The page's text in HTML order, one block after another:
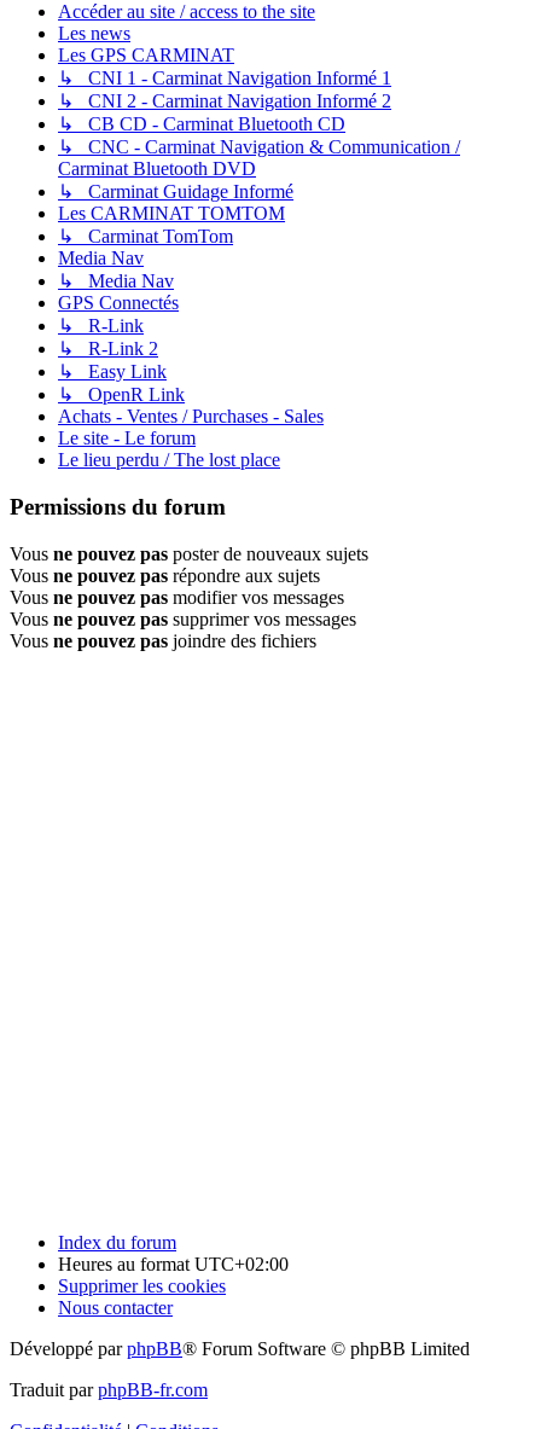
Accéder au site / access to the site
Les news
Les GPS CARMINAT
↳ CNI 1 - Carminat Navigation Informé 1
↳ CNI 2 - Carminat Navigation Informé 2
↳ CB CD - Carminat Bluetooth CD
↳ CNC - Carminat Navigation & Communication /
Carminat Bluetooth DVD
↳ Carminat Guidage Informé
Les CARMINAT TOMTOM
↳ Carminat TomTom
Media Nav
↳ Media Nav
GPS Connectés
↳ R-Link
↳ R-Link 2
↳ Easy Link
↳ OpenR Link
Achats - Ventes / Purchases - Sales
Le site - Le forum
Le lieu perdu / The lost place
Permissions du forum
Vous ne pouvez pas poster de nouveaux sujets
Vous ne pouvez pas répondre aux sujets
Vous ne pouvez pas modifier vos messages
Vous ne pouvez pas supprimer vos messages
Vous ne pouvez pas joindre des fichiers
Index du forum
Heures au format UTC+02:00
Supprimer les cookies
Nous contacter
Développé parphpBB® Forum Software © phpBB Limited
Traduit parphpBB-fr.com